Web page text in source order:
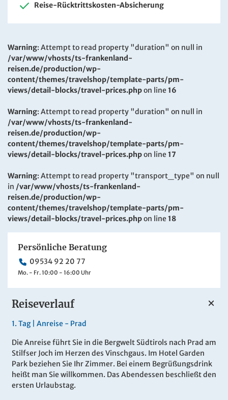
Reiseverlauf
1. Tag | Anreise - Prad
Die Anreise führt Sie in die Bergwelt Südtirols nach Prad am
Stilfser Joch im Herzen des Vinschgaus. Im Hotel Garden
Park beziehen Sie Ihr Zimmer. Bei einem Begrüßungsdrink
heißt man Sie willkommen. Das Abendessen beschließt den
ersten Urlaubstag.
Reise-Rücktrittskosten-Absicherung
Warning: Attempt to read property "duration" on null in
/var/www/vhosts/ts-frankenland-
reisen.de/production/wp-
content/themes/travelshop/template-parts/pm-
views/detail-blocks/travel-prices.phpon line 16
Warning: Attempt to read property "duration" on null in
/var/www/vhosts/ts-frankenland-
reisen.de/production/wp-
content/themes/travelshop/template-parts/pm-
views/detail-blocks/travel-prices.phpon line 17
Warning: Attempt to read property "transport_type" on null
in /var/www/vhosts/ts-frankenland-
reisen.de/production/wp-
content/themes/travelshop/template-parts/pm-
views/detail-blocks/travel-prices.phpon line 18
Persönliche Beratung
09534 92 20 77
Mo. - Fr. 10:00 - 16:00 Uhr